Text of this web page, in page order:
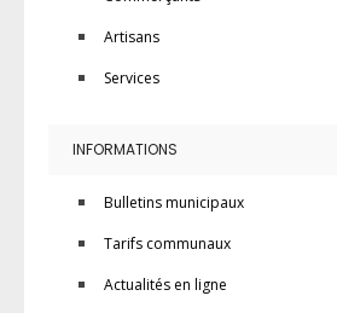
Artisans
Services
INFORMATIONS
Bulletins municipaux
Tarifs communaux
Actualités en ligne